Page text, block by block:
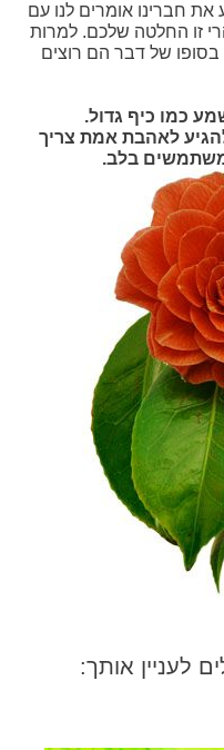
את חברינו אומרים לנו עם
זו החלטה שלכם. למרות
של דבר הם רוצים
כמו כיף גדול.
לאהבת אמת צריך
בלב.
לעניין אותך: